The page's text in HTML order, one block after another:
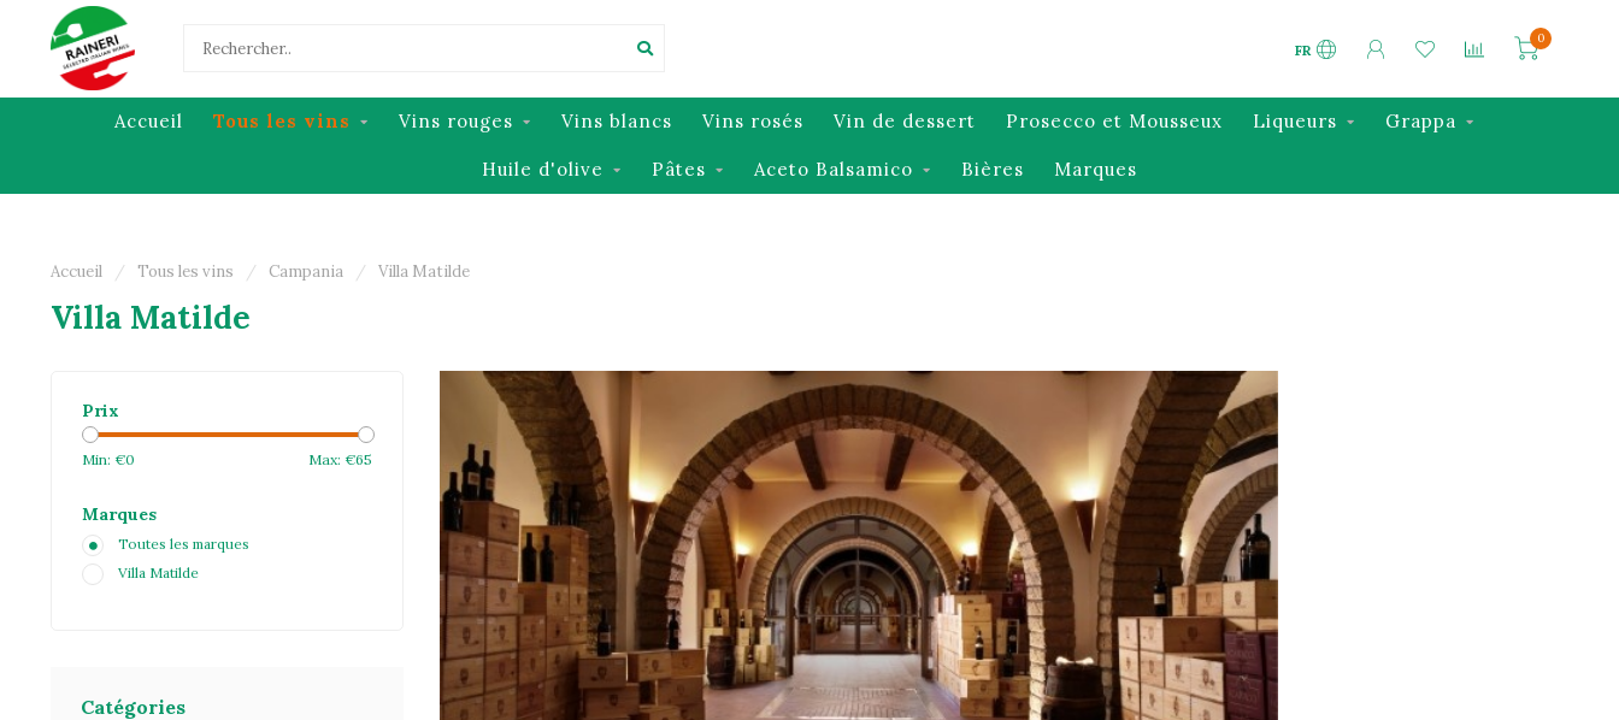
FR
0
Accueil Tous les vins Vins rouges Vins blancs Vins rosés Vin de dessert Prosecco et Mousseux Liqueurs Grappa
Huile d'olive Pâtes Aceto Balsamico Bières Marques
Accueil / Tous les vins / Campania / Villa Matilde
Villa Matilde
Prix
Min: €0 Max: €65
Marques
Toutes les marques
Villa Matilde
Catégories